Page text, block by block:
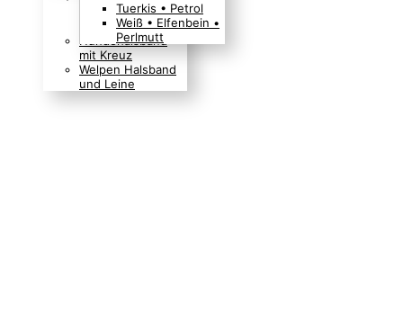
Boho Indianer
Hippie Look
Hundehalsband
mit Kreuz
Welpen Halsband
und Leine
Tuerkis • Petrol
Weiß • Elfenbein •
Perlmutt